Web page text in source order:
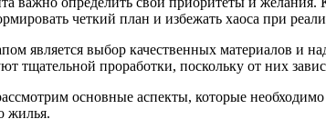
четкий план и избежать хаоса при
является выбор качественных материалов и
тщательной проработки, поскольку от них
основные аспекты, которые
жилья.